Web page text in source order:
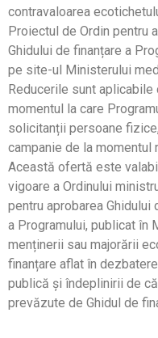
contravaloarea
Proiectul de Ordin pentru
Ghidului de finanțare a
pe site-ul Ministerului
Reducerile sunt aplicabile
momentul la care
solicitanții persoane
campanie de la momentul
Această ofertă este
vigoare a Ordinului
pentru aprobarea Ghidului
a Programului, publicat în
menținerii sau majorării
finanțare aflat în dezbatere
publică și îndeplinirii de
prevăzute de Ghidul de